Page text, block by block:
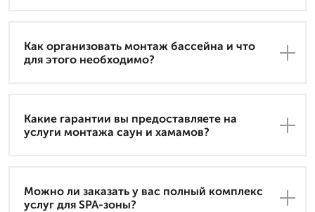
Как организовать монтаж бассейна и что
для этого необходимо?
Какие гарантии вы предоставляете на
услуги монтажа саун и хамамов?
Можно ли заказать у вас полный комплекс
услуг для SPA-зоны?